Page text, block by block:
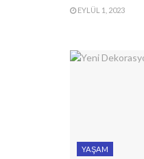
EYLÜL 1, 2023
YAŞAM